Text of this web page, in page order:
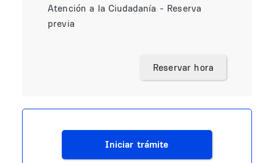
Atención a la Ciudadanía - Reserva
previa
Reservar hora
Iniciar trámite